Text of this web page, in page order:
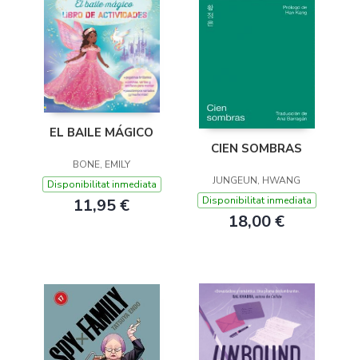
EL BAILE MÁGICO
BONE, EMILY
Disponibilitat inmediata
11,95 €
CIEN SOMBRAS
JUNGEUN, HWANG
Disponibilitat inmediata
18,00 €